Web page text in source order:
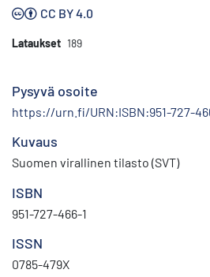
CC BY 4.0
Lataukset 189
Pysyvä osoite
https://urn.fi/URN:ISBN:951-727-
Kuvaus
Suomen virallinen tilasto (SVT)
ISBN
951-727-466-1
ISSN
0785-479X